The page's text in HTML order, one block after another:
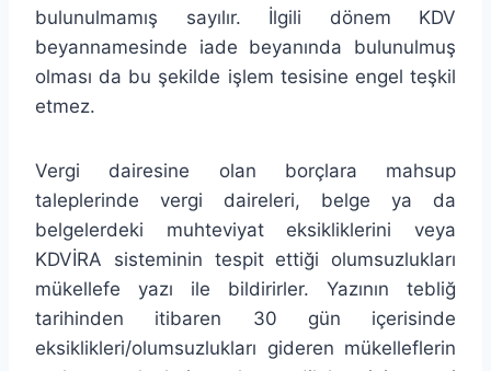
bulunulmamış sayılır. İlgili dönem KDV
beyannamesinde iade beyanında bulunulmuş
olması da bu şekilde işlem tesisine engel teşkil
etmez.
Vergi dairesine olan borçlara mahsup
taleplerinde vergi daireleri, belge ya da
belgelerdeki muhteviyat eksikliklerini veya
KDVİRA sisteminin tespit ettiği olumsuzlukları
mükellefe yazı ile bildirirler. Yazının tebliğ
tarihinden itibaren 30 gün içerisinde
eksiklikleri/olumsuzlukları gideren mükelleflerin